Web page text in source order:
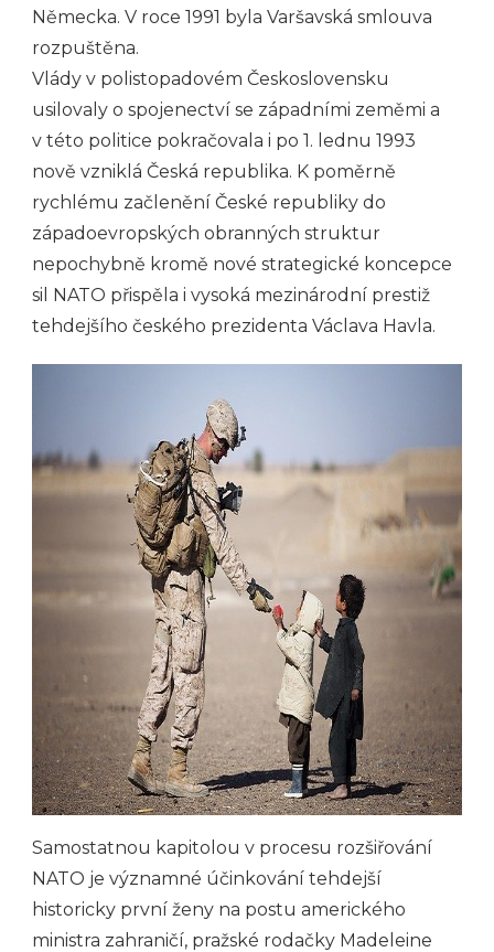
Německa. V roce 1991 byla Varšavská smlouva
rozpuštěna.
Vlády v polistopadovém Československu
usilovaly o spojenectví se západními zeměmi a
v této politice pokračovala i po 1. lednu 1993
nově vzniklá Česká republika. K poměrně
rychlému začlenění České republiky do
západoevropských obranných struktur
nepochybně kromě nové strategické koncepce
sil NATO přispěla i vysoká mezinárodní prestiž
tehdejšího českého prezidenta Václava Havla.
Samostatnou kapitolou v procesu rozšiřování
NATO je významné účinkování tehdejší
historicky první ženy na postu amerického
ministra zahraničí, pražské rodačky Madeleine